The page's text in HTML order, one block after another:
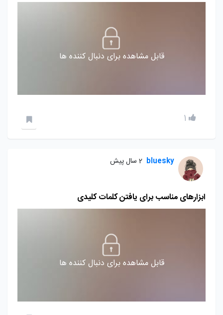
قابل مشاهده برای دنبال کننده ها
1
bluesky 2 سال پیش
ابزارهای مناسب برای یافتن کلمات کلیدی
قابل مشاهده برای دنبال کننده ها